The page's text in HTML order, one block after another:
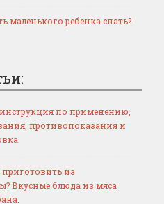
маленького ребенка спать?
по применению,
противопоказания и
из
Вкусные блюда из мяса